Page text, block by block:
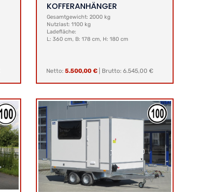
KOFFERANHÄNGER
Gesamtgewicht: 2000 kg
Nutzlast: 1100 kg
Ladefläche:
L: 360 cm, B: 178 cm, H: 180 cm
Netto: 5.500,00 €| Brutto: 6.545,00 €